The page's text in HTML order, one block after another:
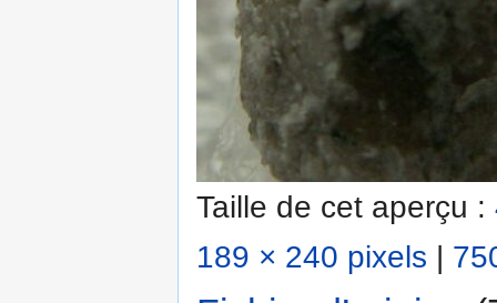
Taille de cet aperçu :
189 × 240 pixels |